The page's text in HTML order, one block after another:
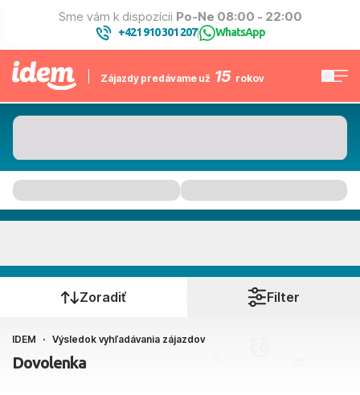
Sme vám k dispozícii Po-Ne 08:00 - 22:00
+421 910 301 207| WhatsApp
Zájazdy predávame už 15 rokov
Kedy cestujete?
Bratislava, Košice, Piešťany, Poprad
Zoradiť Filter
IDEM Výsledok vyhľadávania zájazdov
Dovolenka